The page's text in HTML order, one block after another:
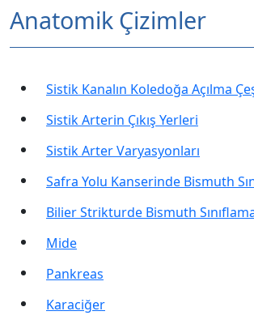
Anatomik Çizimler
Sistik Kanalın Koledoğa Açılma
Sistik Arterin Çıkış Yerleri
Sistik Arter Varyasyonları
Safra Yolu Kanserinde Bismuth
Bilier Strikturde Bismuth
Mide
Pankreas
Karaciğer